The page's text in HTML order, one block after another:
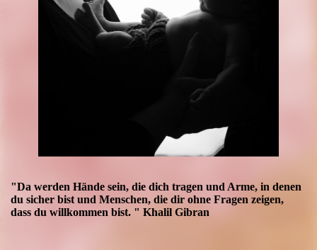
"Da werden Hände sein, die dich tragen und Arme, in denen
du sicher bist und Menschen, die dir ohne Fragen zeigen,
dass du willkommen bist. " Khalil Gibran